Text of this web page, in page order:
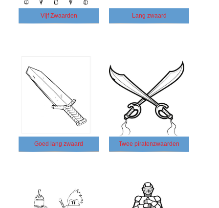
Vijf Zwaarden Lang zwaard
Goed lang zwaard Twee piratenzwaarden